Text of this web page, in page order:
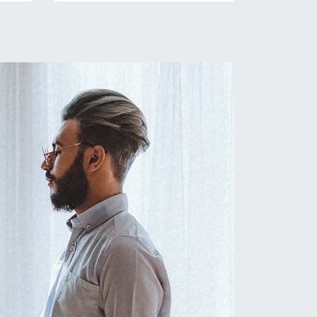
Обзор новостей 29.06 -
05.07
06.07.2023 9:43
Обзор новостей 15.06 -
21.06
21.06.2023 6:14
Обзор новостей 08.06 -
14.06
15.06.2023 12:23
Обзор новостей 25.05 -